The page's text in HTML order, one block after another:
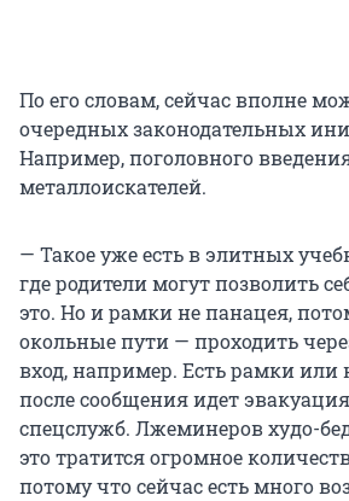
По его словам, сейчас вполне
очередных законодательных
Например, поголовного
металлоискателей.
— Такое уже есть в элитных
где родители могут позволить
это. Но и рамки не панацея,
окольные пути — проходить
вход, например. Есть рамки или
после сообщения идет
спецслужб. Лжеминеров худо-
это тратится огромное
потому что сейчас есть много